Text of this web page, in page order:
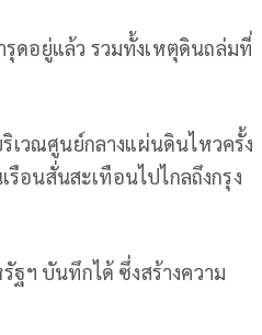
ดอยู่แล้ว รวมทั้งเหตุดินถล่มที่
วณศูนย์กลางแผ่นดินไหวครั้ง
รือนสั่นสะเทือนไปไกลถึงกรุง
ฐฯ บันทึกได้ ซึ่งสร้างความ